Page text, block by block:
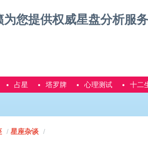
占星 塔罗牌 心理测试 十二
星座杂谈